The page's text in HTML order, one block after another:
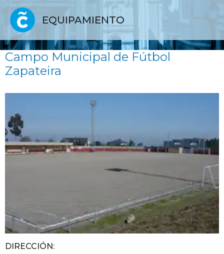
EQUIPAMIENTO
Campo Municipal de Fútbol
Zapateira
DIRECCIÓN: